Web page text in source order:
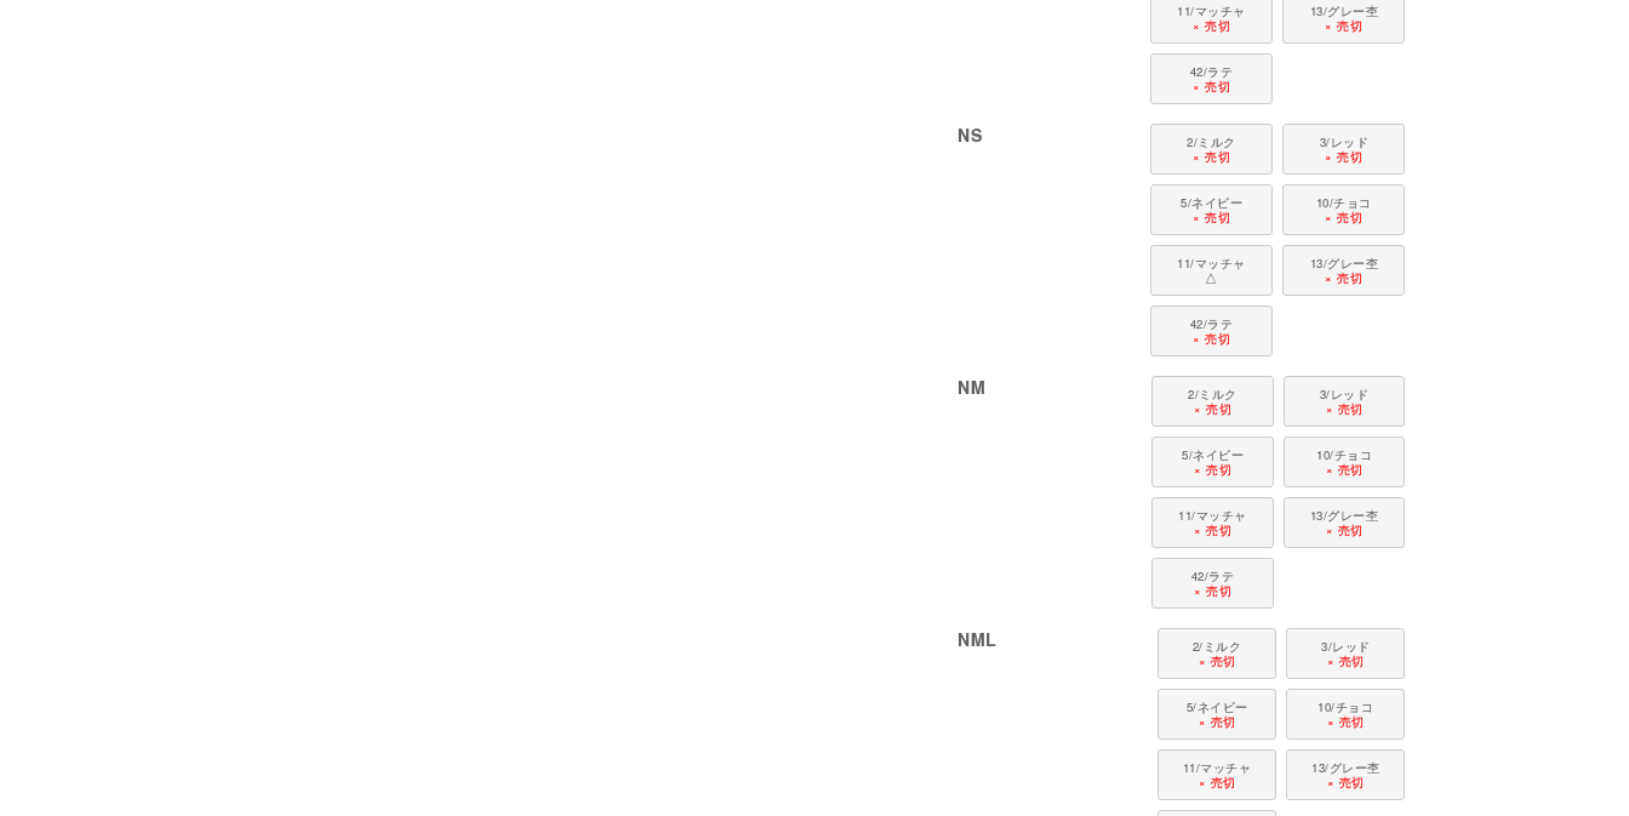
11/マッチャ
× 売切
13/グレー杢
× 売切
42/ラテ
× 売切
NS
2/ミルク
× 売切
3/レッド
× 売切
5/ネイビー
× 売切
10/チョコ
× 売切
11/マッチャ
△
13/グレー杢
× 売切
42/ラテ
× 売切
NM
2/ミルク
× 売切
3/レッド
× 売切
5/ネイビー
× 売切
10/チョコ
× 売切
11/マッチャ
× 売切
13/グレー杢
× 売切
42/ラテ
× 売切
NML
2/ミルク
× 売切
3/レッド
× 売切
5/ネイビー
× 売切
10/チョコ
× 売切
11/マッチャ
× 売切
13/グレー杢
× 売切